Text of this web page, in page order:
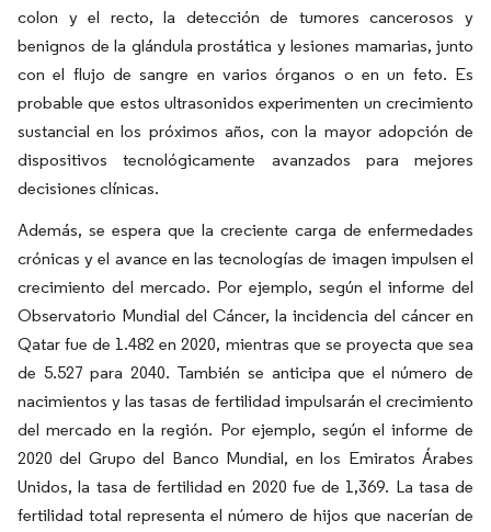
colon y el recto, la detección de tumores cancerosos y
benignos de la glándula prostática y lesiones mamarias, junto
con el flujo de sangre en varios órganos o en un feto. Es
probable que estos ultrasonidos experimenten un crecimiento
sustancial en los próximos años, con la mayor adopción de
dispositivos tecnológicamente avanzados para mejores
decisiones clínicas.
Además, se espera que la creciente carga de enfermedades
crónicas y el avance en las tecnologías de imagen impulsen el
crecimiento del mercado. Por ejemplo, según el informe del
Observatorio Mundial del Cáncer, la incidencia del cáncer en
Qatar fue de 1.482 en 2020, mientras que se proyecta que sea
de 5.527 para 2040. También se anticipa que el número de
nacimientos y las tasas de fertilidad impulsarán el crecimiento
del mercado en la región. Por ejemplo, según el informe de
2020 del Grupo del Banco Mundial, en los Emiratos Árabes
Unidos, la tasa de fertilidad en 2020 fue de 1,369. La tasa de
fertilidad total representa el número de hijos que nacerían de